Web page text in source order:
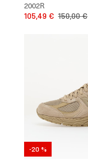
2002R
105,49 € 150,00 €
-20 %